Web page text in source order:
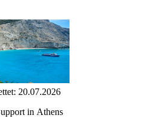
20.07.2026
in Athens